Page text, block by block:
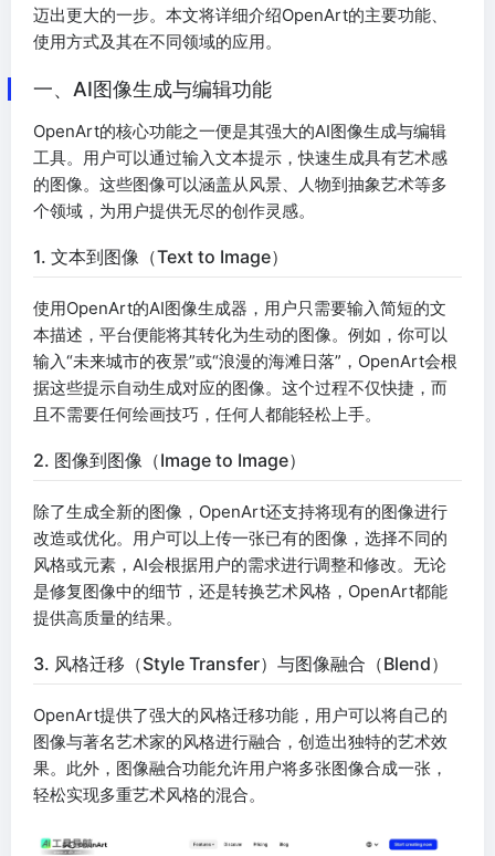
迈出更大的一步。本文将详细介绍OpenArt的主要功能、
使用方式及其在不同领域的应用。
一、AI图像生成与编辑功能
OpenArt的核心功能之一便是其强大的AI图像生成与编辑
工具。用户可以通过输入文本提示，快速生成具有艺术感
的图像。这些图像可以涵盖从风景、人物到抽象艺术等多
个领域，为用户提供无尽的创作灵感。
1. 文本到图像（Text to Image）
使用OpenArt的AI图像生成器，用户只需要输入简短的文
本描述，平台便能将其转化为生动的图像。例如，你可以
输入“未来城市的夜景”或“浪漫的海滩日落”，OpenArt会根
据这些提示自动生成对应的图像。这个过程不仅快捷，而
且不需要任何绘画技巧，任何人都能轻松上手。
2. 图像到图像（Image to Image）
除了生成全新的图像，OpenArt还支持将现有的图像进行
改造或优化。用户可以上传一张已有的图像，选择不同的
风格或元素，AI会根据用户的需求进行调整和修改。无论
是修复图像中的细节，还是转换艺术风格，OpenArt都能
提供高质量的结果。
3. 风格迁移（Style Transfer）与图像融合（Blend）
OpenArt提供了强大的风格迁移功能，用户可以将自己的
图像与著名艺术家的风格进行融合，创造出独特的艺术效
果。此外，图像融合功能允许用户将多张图像合成一张，
轻松实现多重艺术风格的混合。